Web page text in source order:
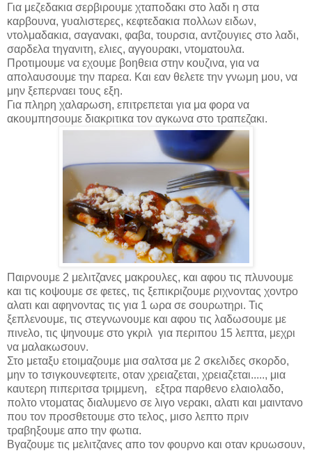
Για μεζεδακια σερβιρουμε χταποδακι στο λαδι η στα
καρβουνα, γυαλιστερες, κεφτεδακια πολλων ειδων,
ντολμαδακια, σαγανακι, φαβα, τουρσια, αντζουγιες στο λαδι,
σαρδελα τηγανιτη, ελιες, αγγουρακι, ντοματουλα.
Προτιμουμε να εχουμε βοηθεια στην κουζινα, για να
απολαυσουμε την παρεα. Και εαν θελετε την γνωμη μου, να
μην ξεπερναει τους εξη.
Για πληρη χαλαρωση, επιτρεπεται για μα φορα να
ακουμπησουμε διακριτικα τον αγκωνα στο τραπεζακι.
Παιρνουμε 2 μελιτζανες μακρουλες, και αφου τις πλυνουμε
και τις κοψουμε σε φετες, τις ξεπικριζουμε ριχνοντας χοντρο
αλατι και αφηνοντας τις για 1 ωρα σε σουρωτηρι. Τις
ξεπλενουμε, τις στεγνωνουμε και αφου τις λαδωσουμε με
πινελο, τις ψηνουμε στο γκριλ για περιπου 15 λεπτα, μεχρι
να μαλακωσουν.
Στο μεταξυ ετοιμαζουμε μια σαλτσα με 2 σκελιδες σκορδο,
μην το τσιγκουνεφτειτε, οταν χρειαζεται, χρειαζεται....., μια
καυτερη πιπεριτσα τριμμενη,
εξτρα παρθενο ελαιολαδο,
πολτο ντοματας διαλυμενο σε λιγο νερακι, αλατι και μαιντανο
που τον προσθετουμε στο τελος, μισο λεπτο πριν
τραβηξουμε απο την φωτια.
Βγαζουμε τις μελιτζανες απο τον φουρνο και οταν κρυωσουν,